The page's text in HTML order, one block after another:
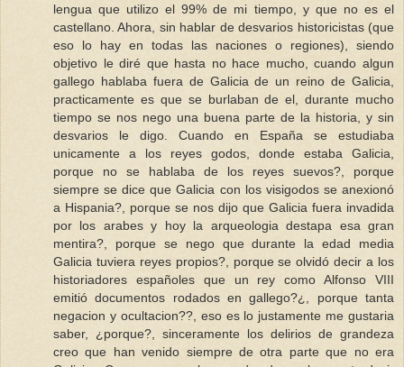
lengua que utilizo el 99% de mi tiempo, y que no es el
castellano. Ahora, sin hablar de desvarios historicistas (que
eso lo hay en todas las naciones o regiones), siendo
objetivo le diré que hasta no hace mucho, cuando algun
gallego hablaba fuera de Galicia de un reino de Galicia,
practicamente es que se burlaban de el, durante mucho
tiempo se nos nego una buena parte de la historia, y sin
desvarios le digo. Cuando en España se estudiaba
unicamente a los reyes godos, donde estaba Galicia,
porque no se hablaba de los reyes suevos?, porque
siempre se dice que Galicia con los visigodos se anexionó
a Hispania?, porque se nos dijo que Galicia fuera invadida
por los arabes y hoy la arqueologia destapa esa gran
mentira?, porque se nego que durante la edad media
Galicia tuviera reyes propios?, porque se olvidó decir a los
historiadores españoles que un rey como Alfonso VIII
emitió documentos rodados en gallego?¿, porque tanta
negacion y ocultacion??, eso es lo justamente me gustaria
saber, ¿porque?, sinceramente los delirios de grandeza
creo que han venido siempre de otra parte que no era